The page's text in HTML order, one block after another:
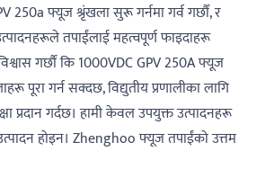
250a फ्यूज श्रृंखला सुरू गर्नमा गर्व गर्छौं, र
उत्पादनहरूले तपाईंलाई महत्वपूर्ण फाइदाहरू
गर्छौं कि 1000VDC GPV 250A फ्यूज
पूरा गर्न सक्दछ, विद्युतीय प्रणालीका लागि
प्रदान गर्दछ। हामी केवल उपयुक्त उत्पादनहरू
होइन। Zhenghoo फ्यूज तपाईंको उत्तम